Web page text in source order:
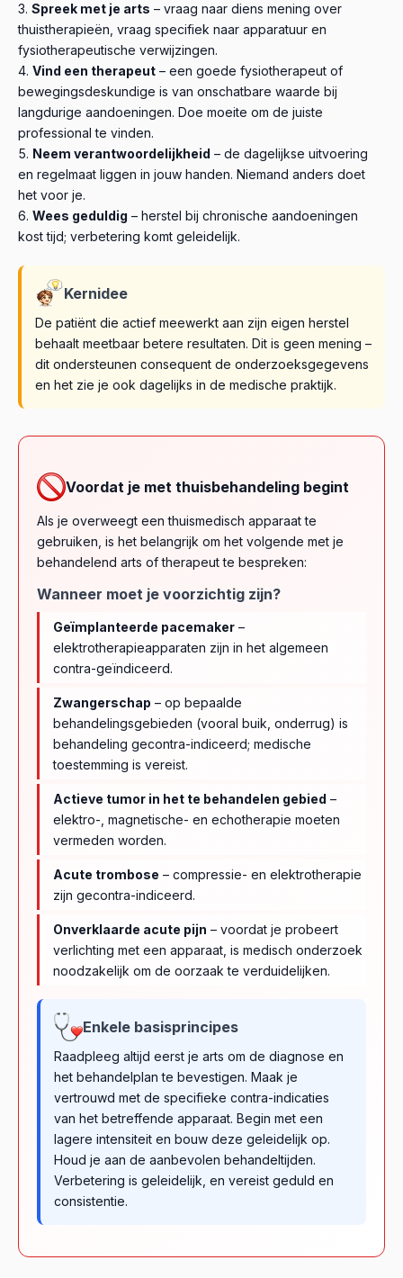
Spreek met je arts – vraag naar diens mening over
thuistherapieën, vraag specifiek naar apparatuur en
fysiotherapeutische verwijzingen.
Vind een therapeut – een goede fysiotherapeut of
bewegingsdeskundige is van onschatbare waarde bij
langdurige aandoeningen. Doe moeite om de juiste
professional te vinden.
Neem verantwoordelijkheid – de dagelijkse uitvoering
en regelmaat liggen in jouw handen. Niemand anders doet
het voor je.
Wees geduldig – herstel bij chronische aandoeningen
kost tijd; verbetering komt geleidelijk.
Kernidee
De patiënt die actief meewerkt aan zijn eigen herstel
behaalt meetbaar betere resultaten. Dit is geen mening –
dit ondersteunen consequent de onderzoeksgegevens
en het zie je ook dagelijks in de medische praktijk.
Voordat je met thuisbehandeling begint
Als je overweegt een thuismedisch apparaat te
gebruiken, is het belangrijk om het volgende met je
behandelend arts of therapeut te bespreken:
Wanneer moet je voorzichtig zijn?
Geïmplanteerde pacemaker –
elektrotherapieapparaten zijn in het algemeen
contra-geïndiceerd.
Zwangerschap – op bepaalde
behandelingsgebieden (vooral buik, onderrug) is
behandeling gecontra-indiceerd; medische
toestemming is vereist.
Actieve tumor in het te behandelen gebied –
elektro-, magnetische- en echotherapie moeten
vermeden worden.
Acute trombose – compressie- en elektrotherapie
zijn gecontra-indiceerd.
Onverklaarde acute pijn – voordat je probeert
verlichting met een apparaat, is medisch onderzoek
noodzakelijk om de oorzaak te verduidelijken.
Enkele basisprincipes
Raadpleeg altijd eerst je arts om de diagnose en
het behandelplan te bevestigen. Maak je
vertrouwd met de specifieke contra-indicaties
van het betreffende apparaat. Begin met een
lagere intensiteit en bouw deze geleidelijk op.
Houd je aan de aanbevolen behandeltijden.
Verbetering is geleidelijk, en vereist geduld en
consistentie.